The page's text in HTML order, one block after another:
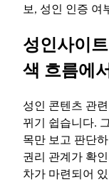
보, 성인 인증 여
성인사이
색 흐름에
성인 콘텐츠 관
뀌기 쉽습니다.
목만 보고 판단
권리 관계가 확
차가 마련되어